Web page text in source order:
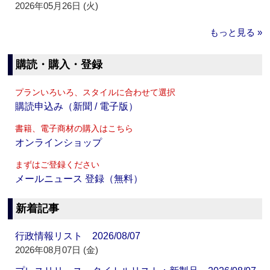
2026年05月26日 (火)
もっと見る »
購読・購入・登録
プランいろいろ、スタイルに合わせて選択
購読申込み（新聞 / 電子版）
書籍、電子商材の購入はこちら
オンラインショップ
まずはご登録ください
メールニュース 登録（無料）
新着記事
行政情報リスト 2026/08/07
2026年08月07日 (金)